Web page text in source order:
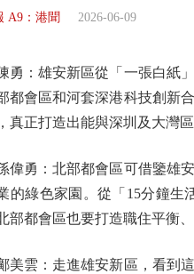
A9：港聞 2026-06-09
雄安新區從「一張白紙」
都會區和河套深港科技創新
真正打造出能與深圳及大灣
：北部都會區可借鑒雄安
的綠色家園。從「15分鐘生
部都會區也要打造職住平衡
雲：走進雄安新區，看到這